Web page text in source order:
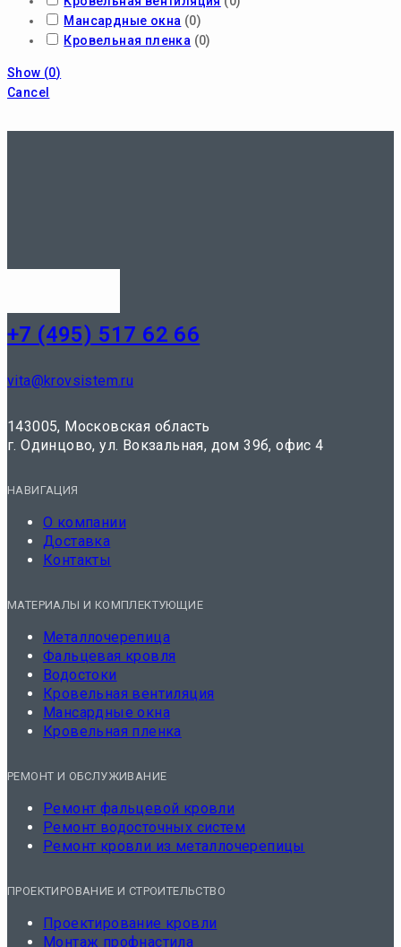
Мансардные окна (0)
Кровельная пленка (0)
Show (0)
Cancel
+7 (495) 517 62 66
vita@krovsistem.ru
143005, Московская область
г. Одинцово, ул. Вокзальная, дом 39б, офис 4
НАВИГАЦИЯ
О компании
Доставка
Контакты
МАТЕРИАЛЫ И КОМПЛЕКТУЮЩИЕ
Металлочерепица
Фальцевая кровля
Водостоки
Кровельная вентиляция
Мансардные окна
Кровельная пленка
РЕМОНТ И ОБСЛУЖИВАНИЕ
Ремонт фальцевой кровли
Ремонт водосточных систем
Ремонт кровли из металлочерепицы
ПРОЕКТИРОВАНИЕ И СТРОИТЕЛЬСТВО
Проектирование кровли
Монтаж профнастила